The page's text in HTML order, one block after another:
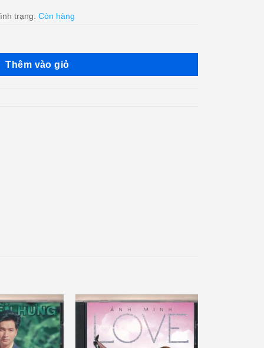
trạng: Còn hàng
Thêm vào giỏ